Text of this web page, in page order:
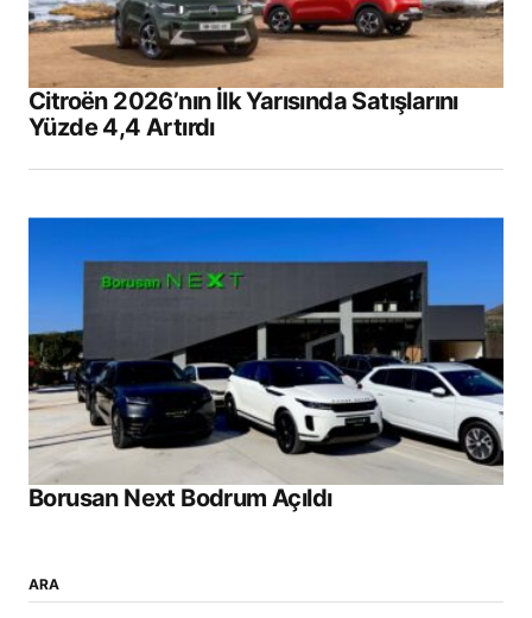
Citroën 2026’nın İlk Yarısında Satışlarını
Yüzde 4,4 Artırdı
Borusan Next Bodrum Açıldı
ARA